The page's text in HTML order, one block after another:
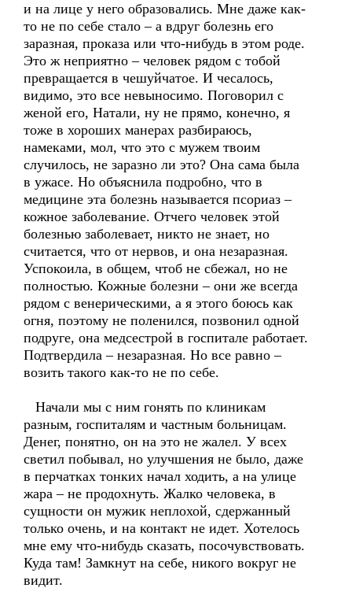
и на лице у него образовались. Мне даже как-
то не по себе стало – а вдруг болезнь его
заразная, проказа или что-нибудь в этом роде.
Это ж неприятно – человек рядом с тобой
превращается в чешуйчатое. И чесалось,
видимо, это все невыносимо. Поговорил с
женой его, Натали, ну не прямо, конечно, я
тоже в хороших манерах разбираюсь,
намеками, мол, что это с мужем твоим
случилось, не заразно ли это? Она сама была
в ужасе. Но объяснила подробно, что в
медицине эта болезнь называется псориаз –
кожное заболевание. Отчего человек этой
болезнью заболевает, никто не знает, но
считается, что от нервов, и она незаразная.
Успокоила, в общем, чтоб не сбежал, но не
полностью. Кожные болезни – они же всегда
рядом с венерическими, а я этого боюсь как
огня, поэтому не поленился, позвонил одной
подруге, она медсестрой в госпитале работает.
Подтвердила – незаразная. Но все равно –
возить такого как-то не по себе.
Начали мы с ним гонять по клиникам
разным, госпиталям и частным больницам.
Денег, понятно, он на это не жалел. У всех
светил побывал, но улучшения не было, даже
в перчатках тонких начал ходить, а на улице
жара – не продохнуть. Жалко человека, в
сущности он мужик неплохой, сдержанный
только очень, и на контакт не идет. Хотелось
мне ему что-нибудь сказать, посочувствовать.
Куда там! Замкнут на себе, никого вокруг не
видит.